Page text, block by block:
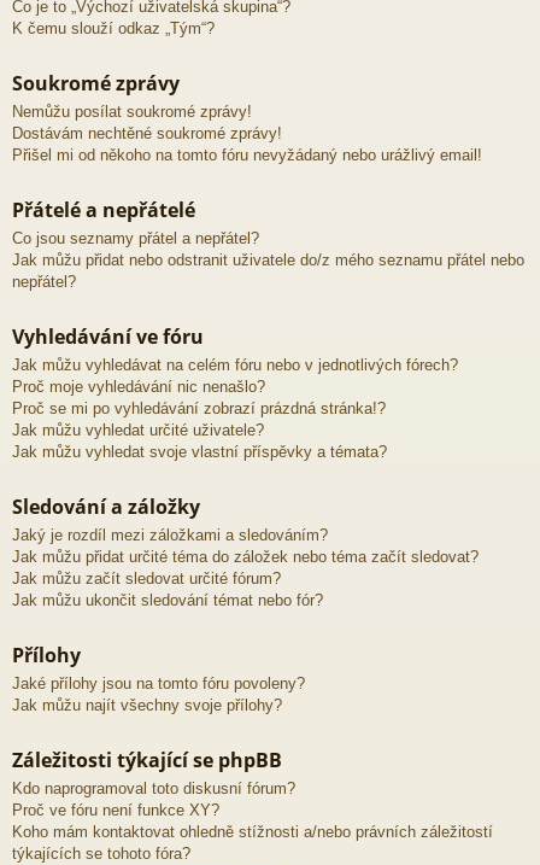
Co je to „Výchozí uživatelská skupina“?
K čemu slouží odkaz „Tým“?
Soukromé zprávy
Nemůžu posílat soukromé zprávy!
Dostávám nechtěné soukromé zprávy!
Přišel mi od někoho na tomto fóru nevyžádaný nebo urážlivý email!
Přátelé a nepřátelé
Co jsou seznamy přátel a nepřátel?
Jak můžu přidat nebo odstranit uživatele do/z mého seznamu přátel nebo
nepřátel?
Vyhledávání ve fóru
Jak můžu vyhledávat na celém fóru nebo v jednotlivých fórech?
Proč moje vyhledávání nic nenašlo?
Proč se mi po vyhledávání zobrazí prázdná stránka!?
Jak můžu vyhledat určité uživatele?
Jak můžu vyhledat svoje vlastní příspěvky a témata?
Sledování a záložky
Jaký je rozdíl mezi záložkami a sledováním?
Jak můžu přidat určité téma do záložek nebo téma začít sledovat?
Jak můžu začít sledovat určité fórum?
Jak můžu ukončit sledování témat nebo fór?
Přílohy
Jaké přílohy jsou na tomto fóru povoleny?
Jak můžu najít všechny svoje přílohy?
Záležitosti týkající se phpBB
Kdo naprogramoval toto diskusní fórum?
Proč ve fóru není funkce XY?
Koho mám kontaktovat ohledně stížnosti a/nebo právních záležitostí
týkajících se tohoto fóra?